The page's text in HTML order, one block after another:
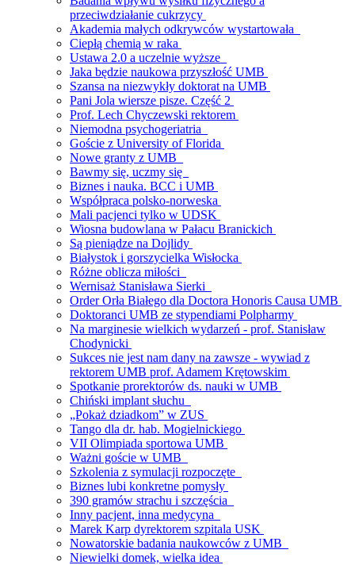
przeciwdziałanie cukrzycy
Akademia małych odkrywców wystartowała
Ciepłą chemią w raka
Ustawa 2.0 a uczelnie wyższe
Jaka będzie naukowa przyszłość UMB
Szansa na niezwykły doktorat na UMB
Pani Jola wiersze pisze. Część 2
Prof. Lech Chyczewski rektorem
Niemodna psychogeriatria
Goście z University of Florida
Nowe granty z UMB
Bawmy się, uczmy się
Biznes i nauka. BCC i UMB
Współpraca polsko-norweska
Mali pacjenci tylko w UDSK
Wiosna budowlana w Pałacu Branickich
Są pieniądze na Dojlidy
Białystok i gorszycielka Wisłocka
Różne oblicza miłości
Wernisaż Stanisława Sierki
Order Orła Białego dla Doctora Honoris Causa UMB
Doktoranci UMB ze stypendiami Polpharmy
Na marginesie wielkich wydarzeń - prof. Stanisław
Chodynicki
Sukces nie jest nam dany na zawsze - wywiad z
rektorem UMB prof. Adamem Krętowskim
Spotkanie prorektorów ds. nauki w UMB
Chiński implant słuchu
„Pokaż dziadkom” w ZUS
Tango dla dr. hab. Mogielnickiego
VII Olimpiada sportowa UMB
Ważni goście w UMB
Szkolenia z symulacji rozpoczęte
Biznes lubi konkretne pomysły
390 gramów strachu i szczęścia
Inny pacjent, inna medycyna
Marek Karp dyrektorem szpitala USK
Nowatorskie badania naukowców z UMB
Niewielki domek, wielka idea